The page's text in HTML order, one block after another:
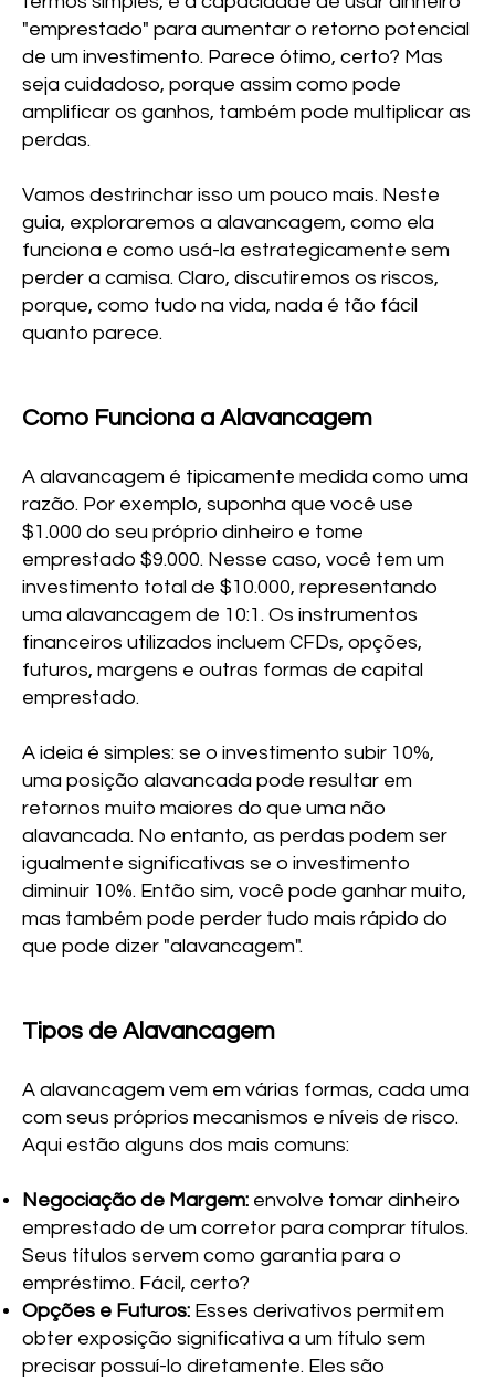
"emprestado" para aumentar o retorno potencial
de um investimento. Parece ótimo, certo? Mas
seja cuidadoso, porque assim como pode
amplificar os ganhos, também pode multiplicar as
perdas.
Vamos destrinchar isso um pouco mais. Neste
guia, exploraremos a alavancagem, como ela
funciona e como usá-la estrategicamente sem
perder a camisa. Claro, discutiremos os riscos,
porque, como tudo na vida, nada é tão fácil
quanto parece.
Como Funciona a Alavancagem
A alavancagem é tipicamente medida como uma
razão. Por exemplo, suponha que você use
$1.000 do seu próprio dinheiro e tome
emprestado $9.000. Nesse caso, você tem um
investimento total de $10.000, representando
uma alavancagem de 10:1. Os instrumentos
financeiros utilizados incluem CFDs, opções,
futuros, margens e outras formas de capital
emprestado.
A ideia é simples: se o investimento subir 10%,
uma posição alavancada pode resultar em
retornos muito maiores do que uma não
alavancada. No entanto, as perdas podem ser
igualmente significativas se o investimento
diminuir 10%. Então sim, você pode ganhar muito,
mas também pode perder tudo mais rápido do
que pode dizer "alavancagem".
Tipos de Alavancagem
A alavancagem vem em várias formas, cada uma
com seus próprios mecanismos e níveis de risco.
Aqui estão alguns dos mais comuns:
Negociação de Margem: envolve tomar dinheiro
emprestado de um corretor para comprar títulos.
Seus títulos servem como garantia para o
empréstimo. Fácil, certo?
Opções e Futuros: Esses derivativos permitem
obter exposição significativa a um título sem
precisar possuí-lo diretamente. Eles são